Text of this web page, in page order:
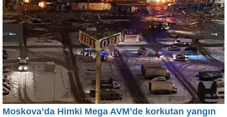
← →
Moskova’da Himki Mega AVM’de korkutan yangın